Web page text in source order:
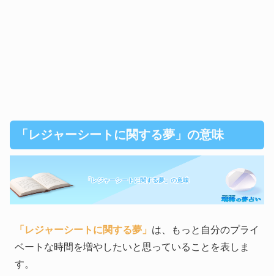
「レジャーシートに関する夢」の意味
「レジャーシートに関する夢」の意味
「レジャーシートに関する夢」 は、もっと自分のプライ
ベートな時間を増やしたいと思っていることを表しま
す。